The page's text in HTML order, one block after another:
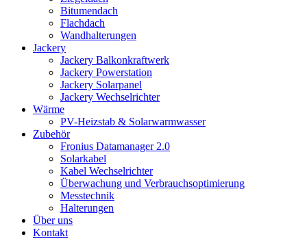
Bitumendach
Flachdach
Wandhalterungen
Jackery
Jackery Balkonkraftwerk
Jackery Powerstation
Jackery Solarpanel
Jackery Wechselrichter
Wärme
PV-Heizstab & Solarwarmwasser
Zubehör
Fronius Datamanager 2.0
Solarkabel
Kabel Wechselrichter
Überwachung und Verbrauchsoptimierung
Messtechnik
Halterungen
Über uns
Kontakt